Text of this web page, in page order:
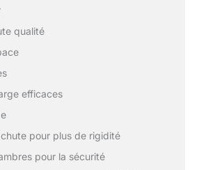
qualité
efficaces
pour plus de rigidité
pour la sécurité